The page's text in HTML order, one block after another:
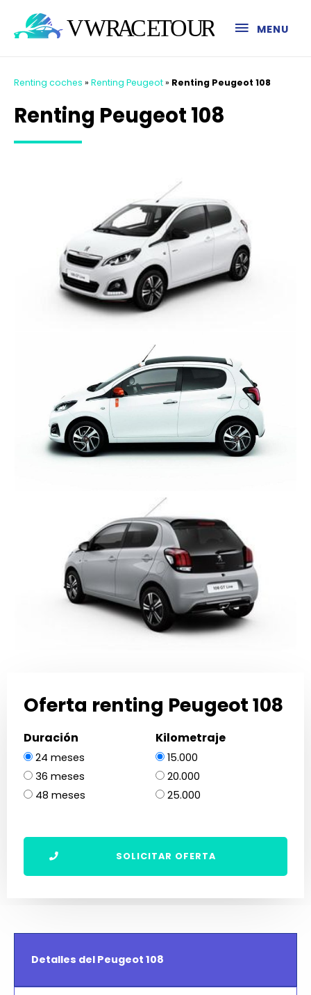
MENU
Renting coches » Renting Peugeot» Renting Peugeot 108
Renting Peugeot 108
Oferta renting Peugeot 108
Duración
24 meses
36 meses
48 meses
Kilometraje
15.000
20.000
25.000
SOLICITAR OFERTA
Detalles del Peugeot 108